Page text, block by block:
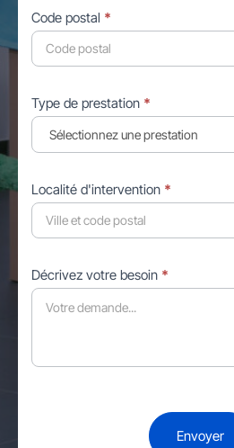
Code postal *
Type de prestation *
Localité d'intervention *
Décrivez votre besoin *
Envoyer